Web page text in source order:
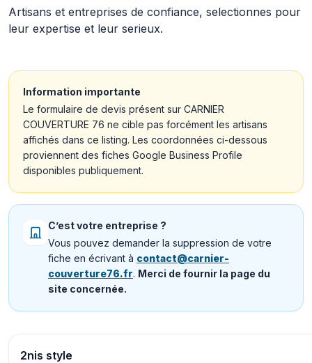
Artisans et entreprises de confiance, selectionnes pour
leur expertise et leur serieux.
Information importante
Le formulaire de devis présent sur CARNIER
COUVERTURE 76 ne cible pas forcément les artisans
affichés dans ce listing. Les coordonnées ci-dessous
proviennent des fiches Google Business Profile
disponibles publiquement.
C’est votre entreprise ?
Vous pouvez demander la suppression de votre
fiche en écrivant à contact@carnier-
couverture76.fr. Merci de fournir la page du
site concernée.
2nis style